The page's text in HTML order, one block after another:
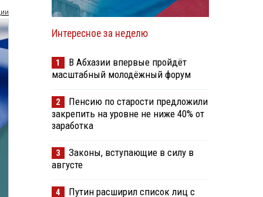
Интересное за неделю
1
В Абхазии впервые пройдёт
масштабный молодёжный форум
2
Пенсию по старости предложили
закрепить на уровне не ниже 40% от
заработка
3
Законы, вступающие в силу в
августе
4
Путин расширил список лиц с